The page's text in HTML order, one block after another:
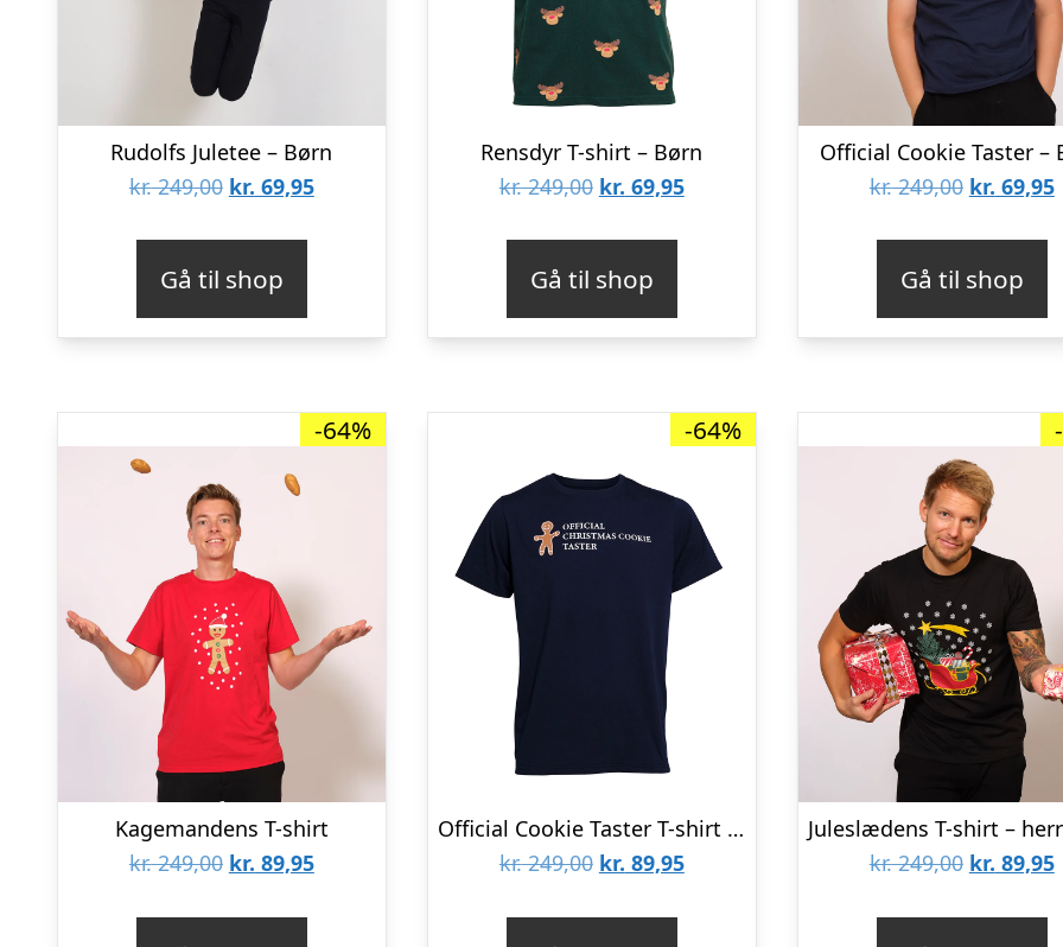
Rudolfs Juletee – Børn
kr.249,00 Den
var:
kr. 249,00.
kr. 69,95Den
kr. 69,95.
Gå til shop
Rensdyr T-shirt – Børn
kr.249,00 Den
var:
kr. 249,00.
kr. 69,95Den
kr. 69,95.
Gå til shop
Official Cookie Taster –
kr.249,00 Den
var:
kr.
kr. 69,95
Gå til shop
-64%
Kagemandens T-shirt
kr.249,00 Den
kr. 89,95Den
-64%
Official Cookie Taster T-shirt – herre / mænd
kr.249,00 Den
kr. 89,95Den
kr.249,00 Den
kr. 89,95